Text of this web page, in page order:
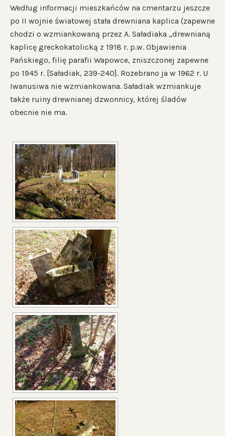
Według informacji mieszkańców na cmentarzu jeszcze
po II wojnie światowej stała drewniana kaplica (zapewne
chodzi o wzmiankowaną przez A. Saładiaka „drewnianą
kaplicę greckokatolicką z 1918 r. p.w. Objawienia
Pańskiego, filię parafii Wapowce, zniszczonej zapewne
po 1945 r. [Saładiak, 239-240]. Rozebrano ja w 1962 r. U
Iwanusiwa nie wzmiankowana. Saładiak wzmiankuje
także ruiny drewnianej dzwonnicy, której śladów
obecnie nie ma.